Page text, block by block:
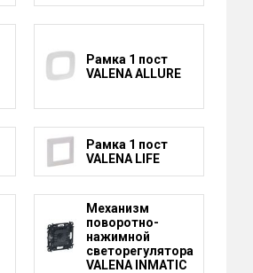
Рамка 1 пост
VALENA ALLURE
Рамка 1 пост
VALENA LIFE
Механизм
поворотно-
нажимной
светорегулятора
VALENA INMATIC